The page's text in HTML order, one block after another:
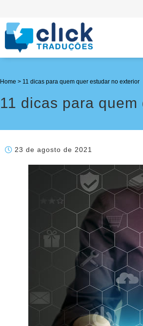
Home > 11 dicas para quem quer estudar no exterior
11 dicas para
23 de agosto de 2021